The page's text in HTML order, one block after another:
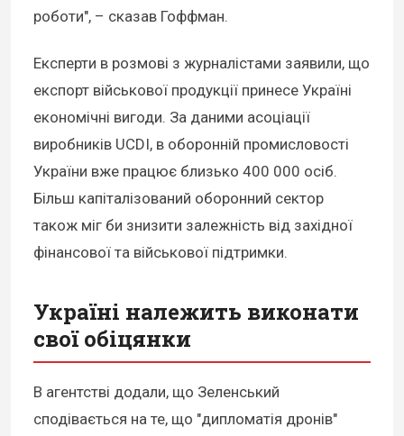
роботи", – сказав Гоффман.
Експерти в розмові з журналістами заявили, що
експорт військової продукції принесе Україні
економічні вигоди. За даними асоціації
виробників UCDI, в оборонній промисловості
України вже працює близько 400 000 осіб.
Більш капіталізований оборонний сектор
також міг би знизити залежність від західної
фінансової та військової підтримки.
Україні належить виконати
свої обіцянки
В агентстві додали, що Зеленський
сподівається на те, що "дипломатія дронів"